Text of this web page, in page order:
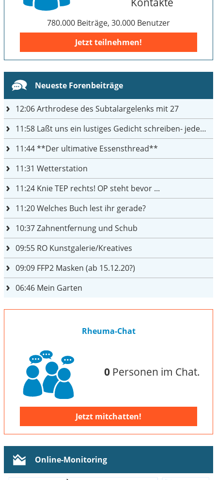
780.000 Beiträge, 30.000 Benutzer
Jetzt teilnehmen!
Neueste Forenbeiträge
12:06Arthrodese des Subtalargelenks mit 27
11:58 Laßt uns ein lustiges Gedicht schreiben- jeder einen Satz
11:44**Der ultimative Essensthread**
11:31 Wetterstation
11:24 Knie TEP rechts! OP steht bevor ...
11:20Welches Buch lest ihr gerade?
10:37Zahnentfernung und Schub
09:55 RO Kunstgalerie/Kreatives
09:09 FFP2 Masken (ab 15.12.20?)
06:46 Mein Garten
Rheuma-Chat
0Personen im Chat.
Jetzt mitchatten!
Online-Monitoring